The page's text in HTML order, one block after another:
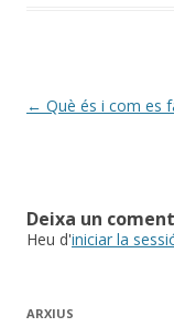
k
Post
← Què és i com es
Deixa un
Heu d'iniciar la
ARXIUS